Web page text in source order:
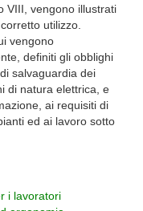
VIII, vengono illustrati
utilizzo.
vengono
definiti gli obblighi
salvaguardia dei
di natura elettrica, e
ai requisiti di
ed ai lavoro sotto
i lavoratori